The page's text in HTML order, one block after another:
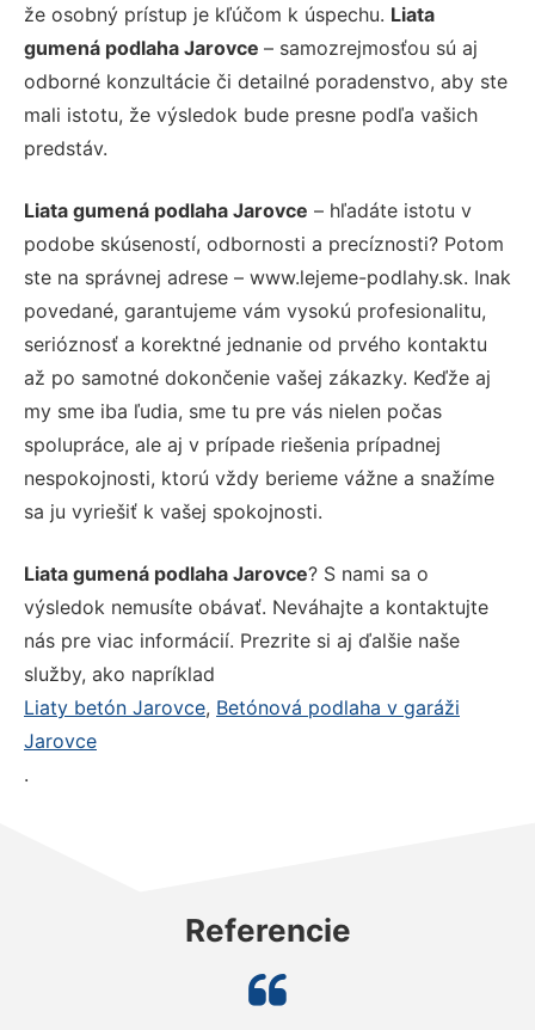
že osobný prístup je kľúčom k úspechu. Liata
gumená podlaha Jarovce – samozrejmosťou sú aj
odborné konzultácie či detailné poradenstvo, aby ste
mali istotu, že výsledok bude presne podľa vašich
predstáv.
Liata gumená podlaha Jarovce – hľadáte istotu v
podobe skúseností, odbornosti a precíznosti? Potom
ste na správnej adrese – www.lejeme-podlahy.sk. Inak
povedané, garantujeme vám vysokú profesionalitu,
serióznosť a korektné jednanie od prvého kontaktu
až po samotné dokončenie vašej zákazky. Keďže aj
my sme iba ľudia, sme tu pre vás nielen počas
spolupráce, ale aj v prípade riešenia prípadnej
nespokojnosti, ktorú vždy berieme vážne a snažíme
sa ju vyriešiť k vašej spokojnosti.
Liata gumená podlaha Jarovce? S nami sa o
výsledok nemusíte obávať. Neváhajte a kontaktujte
nás pre viac informácií. Prezrite si aj ďalšie naše
služby, ako napríklad
Liaty betón Jarovce, Betónová podlaha v garáži
Jarovce
.
Referencie